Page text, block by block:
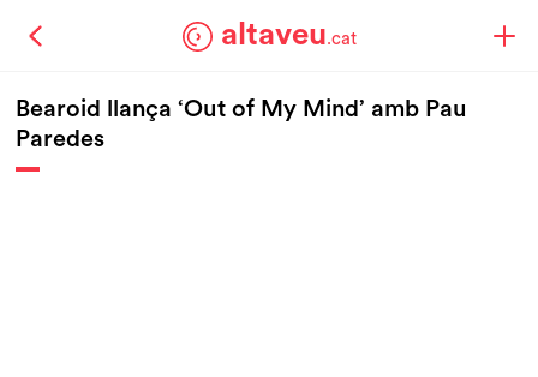
altaveu.cat
Bearoid llança ‘Out of My Mind’ amb Pau
Paredes